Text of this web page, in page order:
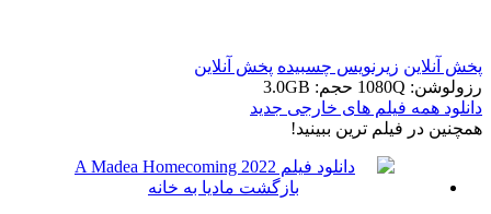
پخش آنلاین زیرنویس چسبیده پخش آنلاین
رزولوشن: 1080Q
حجم: 3.0GB
دانلود همه فیلم های خارجی جدید
همچنين در فيلم ترين ببينيد!